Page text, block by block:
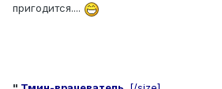
пригодится....